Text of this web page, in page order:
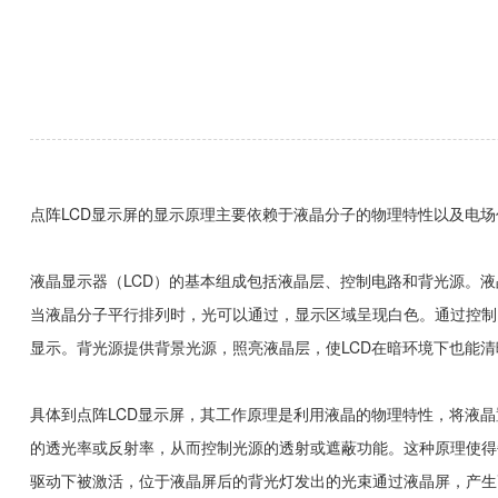
点阵LCD显示屏的显示原理主要依赖于液晶分子的物理特性以及电
液晶显示器（‌LCD）‌的基本组成包括液晶层、‌控制电路和背光源。‌
当液晶分子平行排列时，‌光可以通过，‌显示区域呈现白色。‌通过控
显示。‌背光源提供背景光源，‌照亮液晶层，‌使LCD在暗环境下也能
具体到点阵LCD显示屏，‌其工作原理是利用液晶的物理特性，‌将液
的透光率或反射率，‌从而控制光源的透射或遮蔽功能。‌这种原理使
驱动下被激活，‌位于液晶屏后的背光灯发出的光束通过液晶屏，‌产